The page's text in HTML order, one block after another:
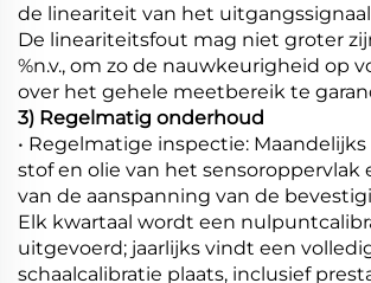
de lineariteit van het
De lineariteitsfout mag niet groter
%n.v., om zo de nauwkeurigheid op
over het gehele meetbereik te
3) Regelmatig onderhoud
• Regelmatige inspectie:
stof en olie van het sensoroppervlak
van de aanspanning van de
Elk kwartaal wordt een
uitgevoerd; jaarlijks vindt een
schaalcalibratie plaats, inclusief